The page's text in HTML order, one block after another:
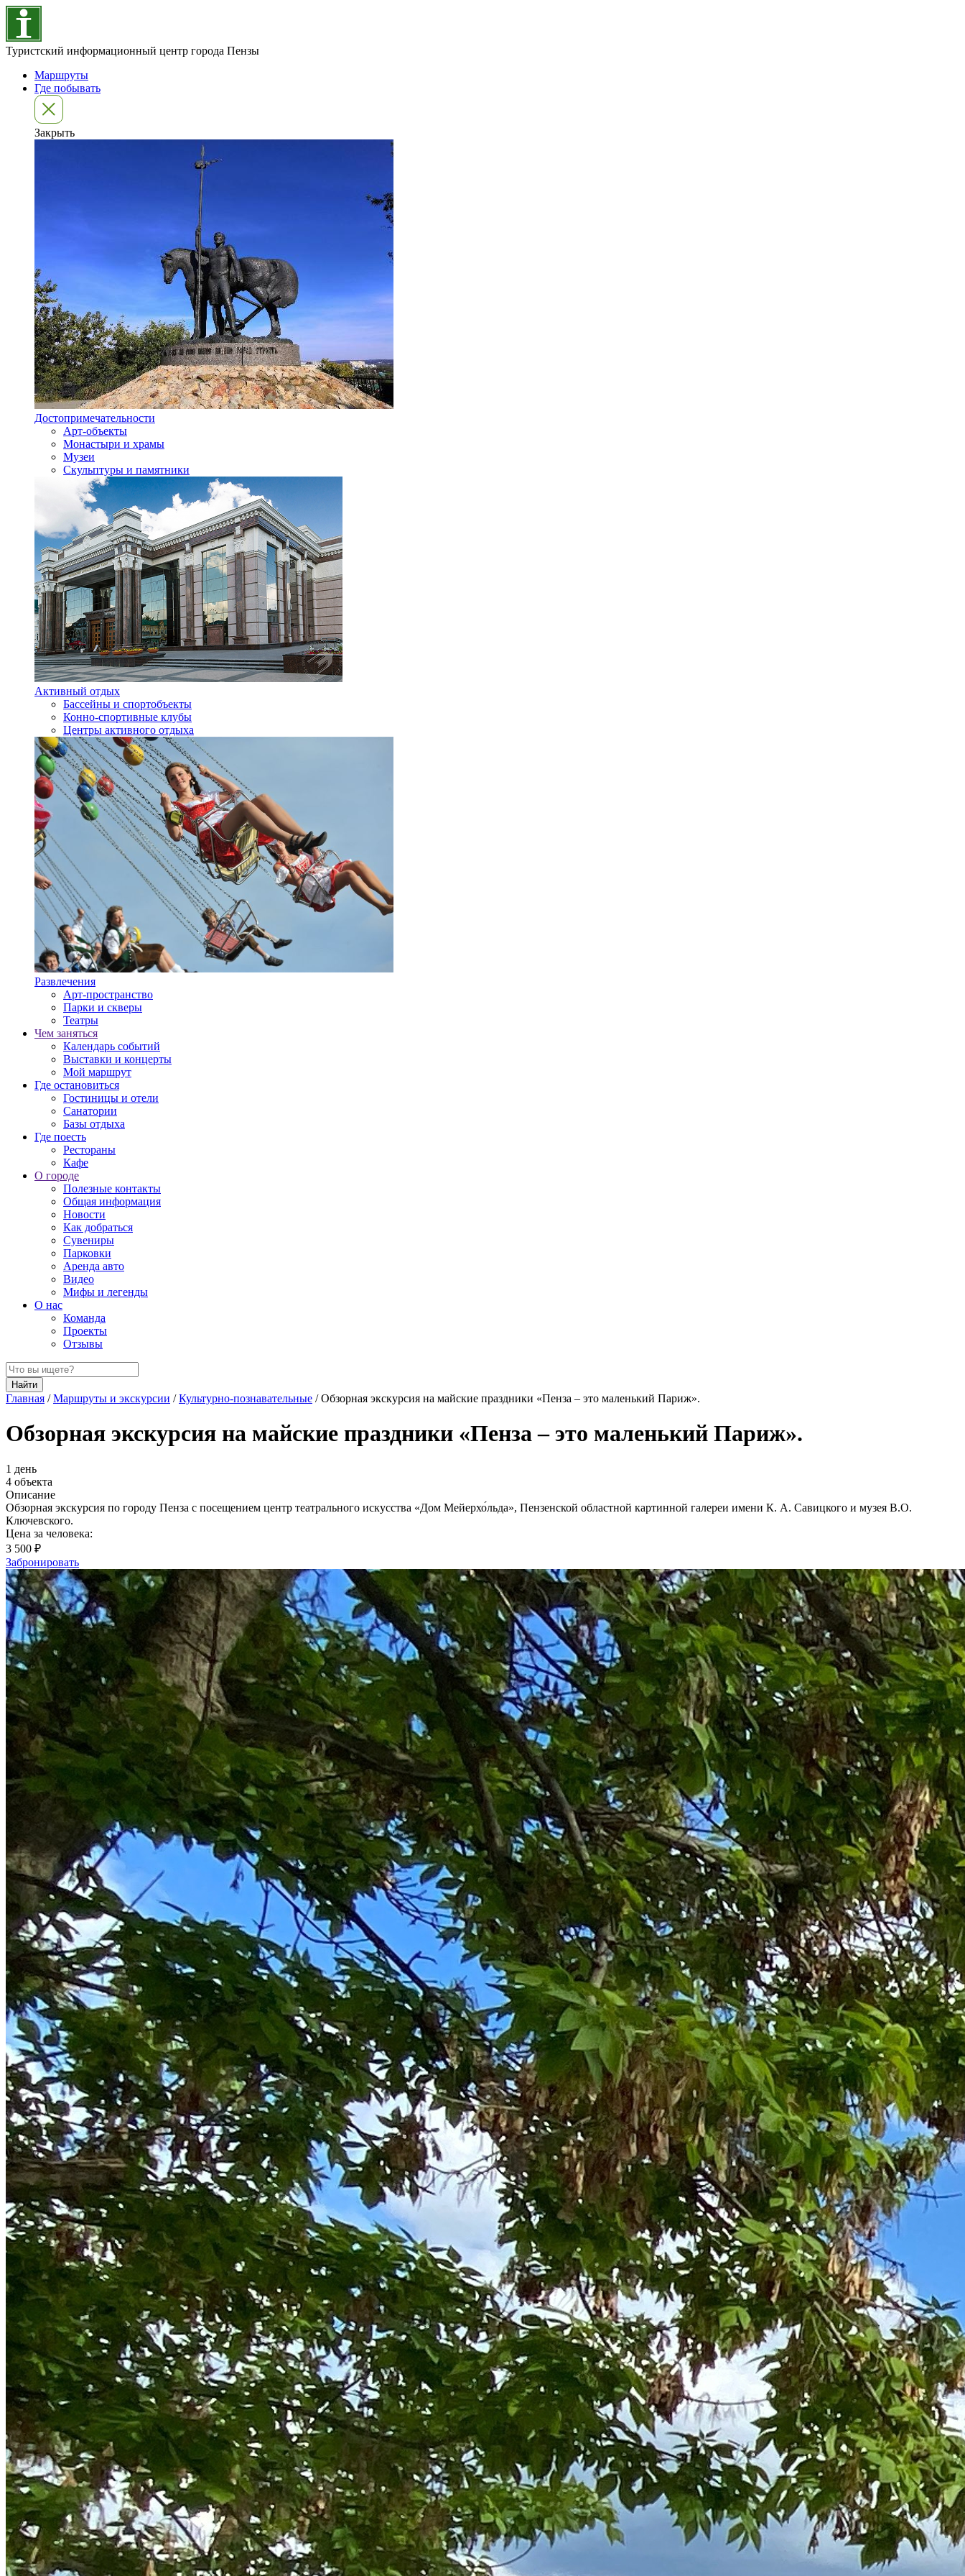
Туристский информационный центр города Пензы
Маршруты
Где побывать
Закрыть
Достопримечательности
Арт-объекты
Монастыри и храмы
Музеи
Скульптуры и памятники
Активный отдых
Бассейны и спортобъекты
Конно-спортивные клубы
Центры активного отдыха
Развлечения
Арт-пространство
Парки и скверы
Театры
Чем заняться
Календарь событий
Выставки и концерты
Мой маршрут
Где остановиться
Гостиницы и отели
Санатории
Базы отдыха
Где поесть
Рестораны
Кафе
О городе
Полезные контакты
Общая информация
Новости
Как добраться
Сувениры
Парковки
Аренда авто
Видео
Мифы и легенды
О нас
Команда
Проекты
Отзывы
Найти
Главная / Маршруты и экскурсии / Культурно-познавательные /Обзорная экскурсия на майские праздники «Пенза – это маленький Париж».
Обзорная экскурсия на майские праздники «Пенза – это маленький Париж».
1 день
4 объекта
Описание
Обзорная экскурсия по городу Пенза с посещением центр театрального искусства «Дом Мейерхо́льда», Пензенской областной картинной галереи имени К. А. Савицкого и музея В.О.
Ключевского.
Цена за человека:
3 500 ₽
Забронировать